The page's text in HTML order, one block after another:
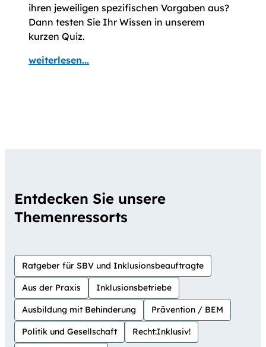
ihren jeweiligen spezifischen Vor­gaben aus?
Dann testen Sie Ihr Wissen in unserem
kurzen Quiz.
weiterlesen...
Entdecken Sie unsere
Themenressorts
Ratgeber für SBV und Inklusionsbeauftragte
Aus der Praxis Inklusionsbetriebe
Ausbildung mit Behinderung Prävention / BEM
Politik und Gesellschaft Recht:Inklusiv!